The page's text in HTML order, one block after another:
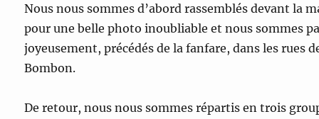
Nous nous sommes d’abord rassemblés devant la
pour une belle photo inoubliable et nous sommes
joyeusement, précédés de la fanfare, dans les rues
Bombon.
De retour, nous nous sommes répartis en trois